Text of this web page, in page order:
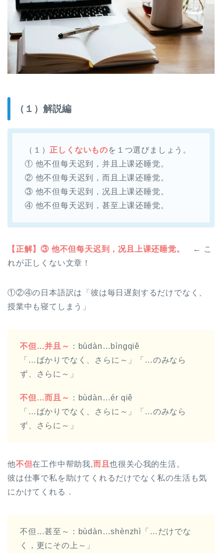
（１）解説編
（１） 正しくないものを１つ選びましょう。
① 他不但每天迟到，并且上课还睡觉。
② 他不但每天迟到，而且上课还睡觉。
③ 他不但每天迟到，况且上课还睡觉。
④ 他不但每天迟到，甚至上课还睡觉。
【正解】③ 他不但每天迟到，况且上课还睡觉。
← こ
れが正しくない文章！
①②④の日本語訳は「彼は毎日遅刻するだけでなく、
授業中も寝てしまう」
不但…并且～ ：bùdàn…bìngqiě
「…ばかりでなく、さらに～」「…のみなら
ず、さらに～」
不但…而且～ ：bùdàn…ér qiě
「…ばかりでなく、さらに～」「…のみなら
ず、さらに～」
他不但在工作中帮助我,而且也很关心我的生活。
彼は仕事で私を助けてくれるだけでなく私の生活も気
にかけてくれる．
不但…甚至～：bùdàn…shènzhì「…だけでな
く，更にその上～」